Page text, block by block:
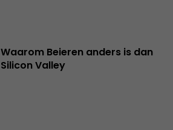
Waarom Beieren anders is dan
Silicon Valley